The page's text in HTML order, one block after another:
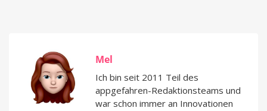
Mel
Ich bin seit 2011 Teil des
appgefahren-Redaktionsteams und
war schon immer an Innovationen